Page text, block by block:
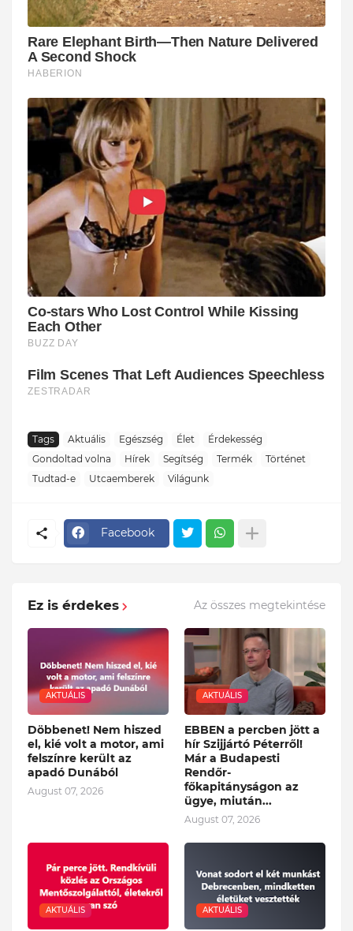
Tags Aktuális Egészség Élet
Érdekesség
Gondoltad volna
Hírek Segítség Termék
Történet
Tudtad-e
Utcaemberek Világunk
Facebook
Ez is érdekes Az összes megtekintése
AKTUÁLIS
Döbbenet! Nem hiszed
el, kié volt a motor, ami
felszínre került az
apadó Dunából
August 07, 2026
AKTUÁLIS
EBBEN a percben jött a
hír Szijjártó Péterről!
Már a Budapesti
Rendőr-
főkapitányságon az
ügye, miután...
August 07, 2026
AKTUÁLIS AKTUÁLIS